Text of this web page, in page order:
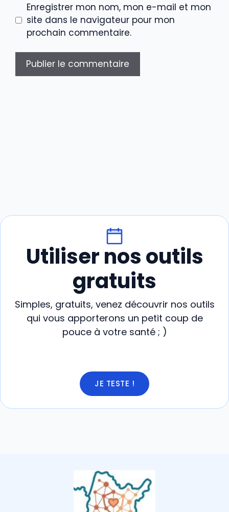
Enregistrer mon nom, mon e-mail et mon
site dans le navigateur pour mon
prochain commentaire.
Utiliser nos outils
gratuits
Simples, gratuits, venez découvrir nos outils
qui vous apporterons un petit coup de
pouce à votre santé ; )
JE TESTE !